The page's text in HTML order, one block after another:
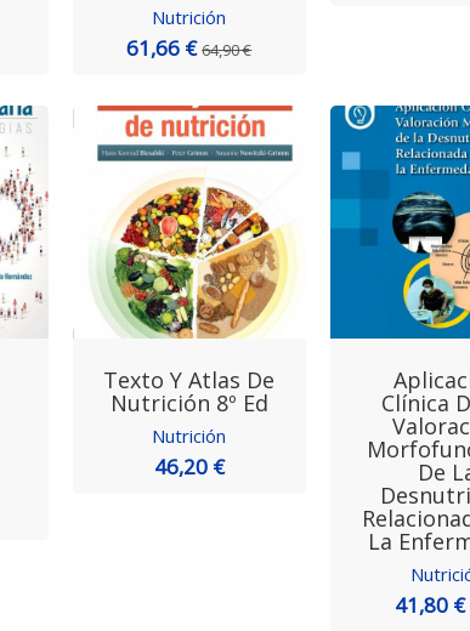
Nutrición
61,66 €64,90 €
Texto Y Atlas De
Nutrición 8º Ed
Nutrición
46,20 €
Clínica
De
La
41,80 €